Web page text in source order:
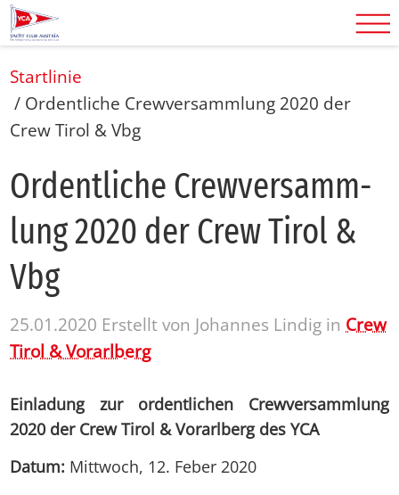
Startlinie
/ Ordentliche Crewversammlung 2020 der
Crew Tirol & Vbg
Or­dent­li­che Crewver­samm­
lung 2020 der Crew Ti­rol &
Vbg
25.01.2020 Erstellt von Johannes Lindig in Crew
Tirol & Vorarlberg
Einladung zur ordentlichen Crewversammlung
2020 der Crew Tirol & Vorarlberg des YCA
Datum: Mittwoch, 12. Feber 2020